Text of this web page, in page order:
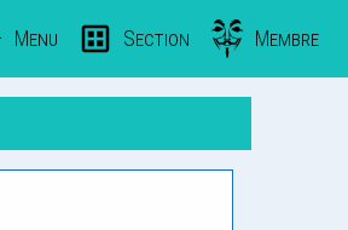
Menu Section Membre